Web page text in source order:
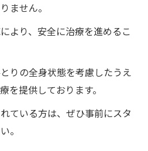
ません。
より、安全に治療を進めるこ
りの全身状態を考慮したうえ
を提供しております。
ている方は、ぜひ事前にスタ
。